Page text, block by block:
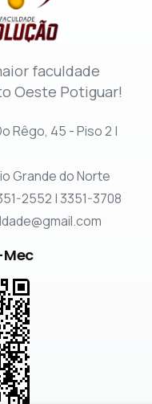
faculdade
Oeste Potiguar!
Rêgo, 45 - Piso 2 |
Grande do Norte
2552 | 3351-3708